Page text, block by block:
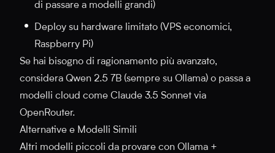
di passare a modelli grandi)
Deploy su hardware limitato (VPS economici,
Raspberry Pi)
Se hai bisogno di ragionamento più avanzato,
considera Qwen 2.5 7B (sempre su Ollama) o passa a
modelli cloud come Claude 3.5 Sonnet via
OpenRouter.
Alternative e Modelli Simili
Altri modelli piccoli da provare con Ollama +